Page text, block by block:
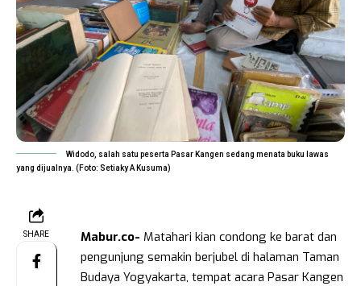
Widodo, salah satu peserta Pasar Kangen sedang menata buku lawas
yang dijualnya. (Foto: Setiaky A Kusuma)
SHARE Mabur.co- Matahari kian condong ke barat dan
pengunjung semakin berjubel di halaman Taman
Budaya Yogyakarta, tempat acara Pasar Kangen